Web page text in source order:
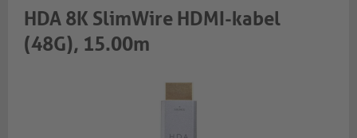
HDA 8K SlimWire HDMI-kabel
(48G), 15.00m